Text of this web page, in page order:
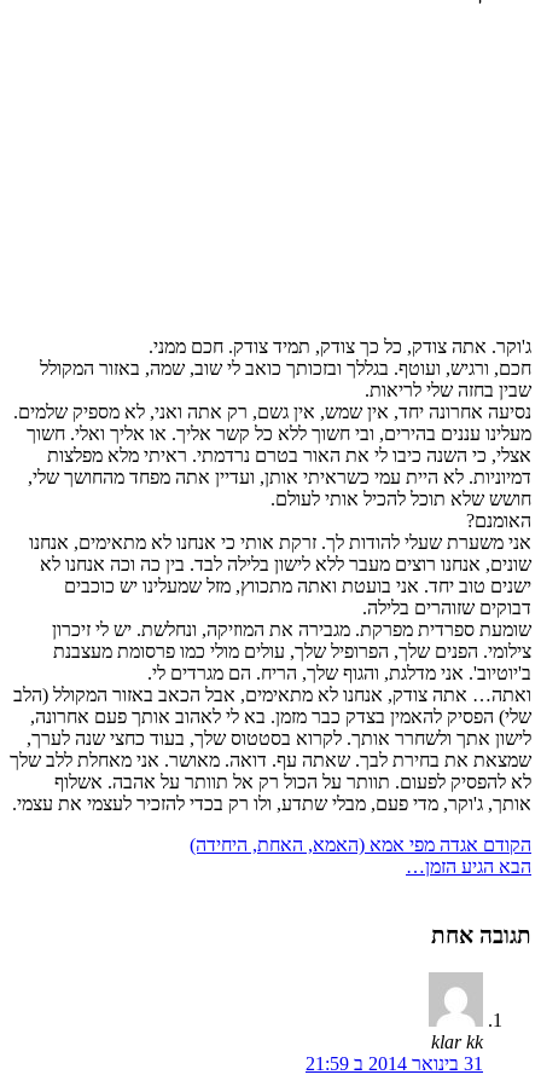
ג'וקר. אתה צודק, כל כך צודק, תמיד צודק. חכם ממני.
חכם, ורגיש, ועוטף. בגללך ובזכותך כואב לי שוב, שמה, באזור המקולל
שבין בחזה שלי לריאות.
נסיעה אחרונה יחד, אין שמש, אין גשם, רק אתה ואני, לא מספיק שלמים.
מעלינו עננים בהירים, ובי חשוך ללא כל קשר אליך. או אליך ואלי. חשוך
אצלי, כי השנה כיבו לי את האור בטרם נרדמתי. ראיתי מלא מפלצות
דמיוניות. לא היית עמי כשראיתי אותן, ועדיין אתה מפחד מהחושך שלי,
חושש שלא תוכל להכיל אותי לעולם.
האומנם?
אני משערת שעלי להודות לך. זרקת אותי כי אנחנו לא מתאימים, אנחנו
שונים, אנחנו רוצים מעבר ללא לישון בלילה לבד. בין כה וכה אנחנו לא
ישנים טוב יחד. אני בועטת ואתה מתכווץ, מזל שמעלינו יש כוכבים
דבוקים שזוהרים בלילה.
שומעת ספרדית מפרקת. מגבירה את המוזיקה, ונחלשת. יש לי זיכרון
צילומי. הפנים שלך, הפרופיל שלך, עולים מולי כמו פרסומת מעצבנת
ב'יוטיוב'. אני מדלגת, והגוף שלך, הריח. הם מגרדים לי.
ואתה… אתה צודק, אנחנו לא מתאימים, אבל הכאב באזור המקולל (הלב
שלי) הפסיק להאמין בצדק כבר מזמן. בא לי לאהוב אותך פעם אחרונה,
לישון אתך ולשחרר אותך. לקרוא בסטטוס שלך, בעוד כחצי שנה לערך,
שמצאת את בחירת לבך. שאתה עף. דואה. מאושר. אני מאחלת ללב שלך
לא להפסיק לפעום. תוותר על הכול רק אל תוותר על אהבה. אשלוף
אותך, ג'וקר, מדי פעם, מבלי שתדע, ולו רק בכדי להזכיר לעצמי את עצמי.
הקודם אגדה מפי אמא (האמא, האחת, היחידה)
הבא הגיע הזמן…
תגובה אחת
klar kk
31 בינואר 2014 ב 21:59